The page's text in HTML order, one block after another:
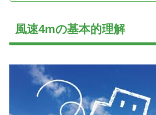
風速4mの基本的理解